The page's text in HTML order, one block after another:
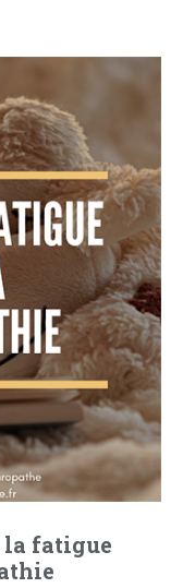
la fatigue